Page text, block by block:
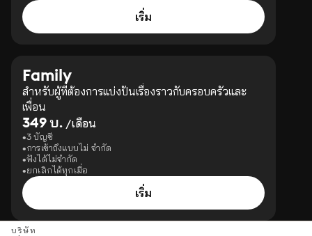
เริ่ม
Family
สำหรับผู้ที่ต้องการแบ่งปันเรื่องราวกับครอบครัวและ
เพื่อน
349 บ. /เดือน
3 บัญชี
การเข้าถึงแบบไม่ จำกัด
ฟังได้ไม่จำกัด
ยกเลิกได้ทุกเมื่อ
เริ่ม
บริษัท